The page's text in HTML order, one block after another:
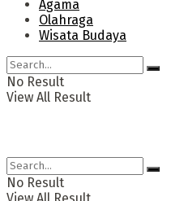
Agama
Olahraga
Wisata Budaya
No Result
View All Result
No Result